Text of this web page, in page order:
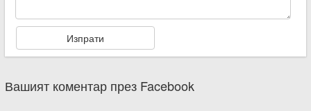
Вашият коментар през Facebook